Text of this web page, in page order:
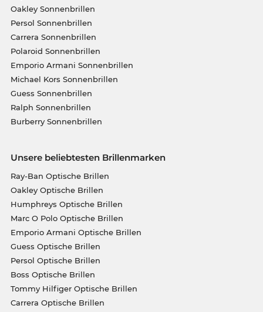
Oakley Sonnenbrillen
Persol Sonnenbrillen
Carrera Sonnenbrillen
Polaroid Sonnenbrillen
Emporio Armani Sonnenbrillen
Michael Kors Sonnenbrillen
Guess Sonnenbrillen
Ralph Sonnenbrillen
Burberry Sonnenbrillen
Unsere beliebtesten Brillenmarken
Ray-Ban Optische Brillen
Oakley Optische Brillen
Humphreys Optische Brillen
Marc O Polo Optische Brillen
Emporio Armani Optische Brillen
Guess Optische Brillen
Persol Optische Brillen
Boss Optische Brillen
Tommy Hilfiger Optische Brillen
Carrera Optische Brillen